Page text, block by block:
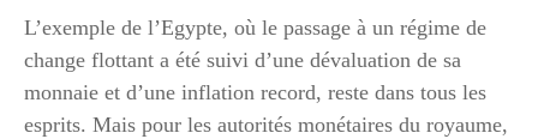
L’exemple de l’Egypte, où le passage à un régime de
change flottant a été suivi d’une dévaluation de sa
monnaie et d’une inflation record, reste dans tous les
esprits. Mais pour les autorités monétaires du royaume,